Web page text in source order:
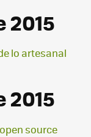
2015
lo artesanal
2015
source